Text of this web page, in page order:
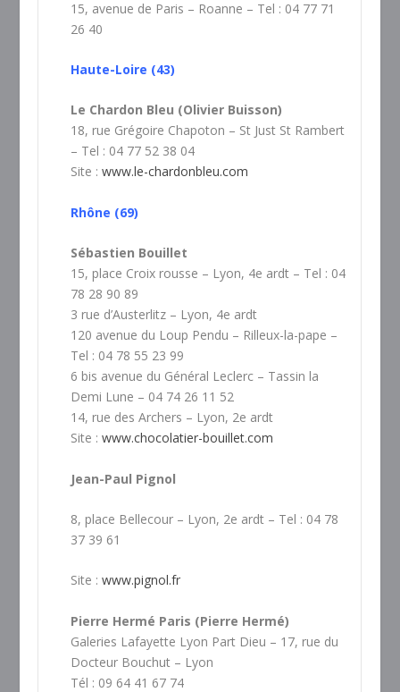
15, avenue de Paris – Roanne – Tel : 04 77 71
26 40
Haute-Loire (43)
Le Chardon Bleu (Olivier Buisson)
18, rue Grégoire Chapoton – St Just St Rambert
– Tel : 04 77 52 38 04
Site :www.le-chardonbleu.com
Rhône (69)
Sébastien Bouillet
15, place Croix rousse – Lyon, 4e ardt – Tel : 04
78 28 90 89
3 rue d’Austerlitz – Lyon, 4e ardt
120 avenue du Loup Pendu – Rilleux-la-pape –
Tel : 04 78 55 23 99
6 bis avenue du Général Leclerc – Tassin la
Demi Lune – 04 74 26 11 52
14, rue des Archers – Lyon, 2e ardt
Site :www.chocolatier-bouillet.com
Jean-Paul Pignol
8, place Bellecour – Lyon, 2e ardt – Tel : 04 78
37 39 61
Site :www.pignol.fr
Pierre Hermé Paris (Pierre Hermé)
Galeries Lafayette Lyon Part Dieu – 17, rue du
Docteur Bouchut – Lyon
Tél : 09 64 41 67 74